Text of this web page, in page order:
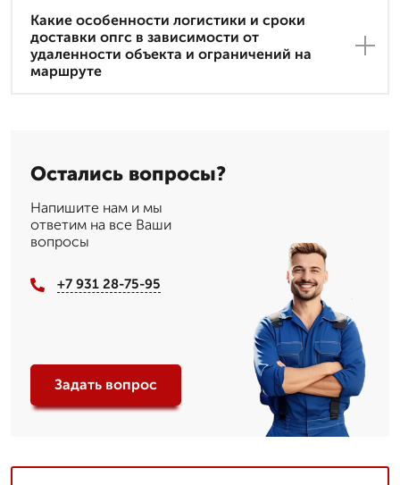
Какие особенности логистики и сроки
доставки опгс в зависимости от
удаленности объекта и ограничений на
маршруте
Остались вопросы?
Напишите нам и мы
ответим на все Ваши
вопросы
+7 931 28-75-95
Задать вопрос